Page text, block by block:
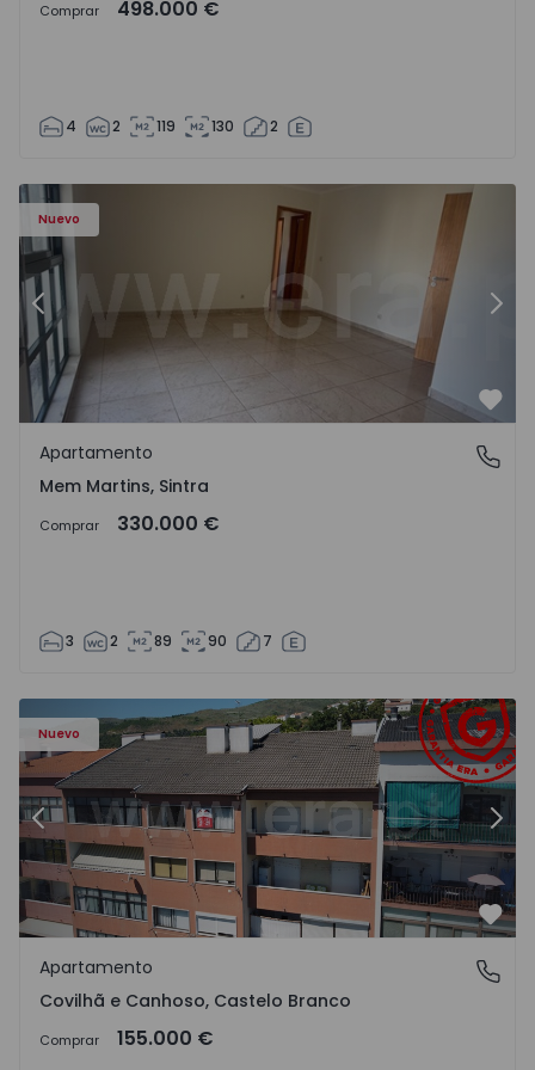
Comprar 498.000 €
4 2 119 130 2
Nuevo
- 15
Apartamento T3 Sintra, Algueirão-Mem Martins -
Anterior
Mem Martins, Sintra
Apartamento
Mem Martins, Sintra
Comprar 330.000 €
3 2 89 90 7
Nuevo
- 18
Apartamento T2 Covilhã, Covilhã e Canhoso - 1497806 -
Anterior
Covilhã e Canhoso, Castelo Branco
Apartamento
Covilhã e Canhoso, Castelo Branco
Comprar 155.000 €